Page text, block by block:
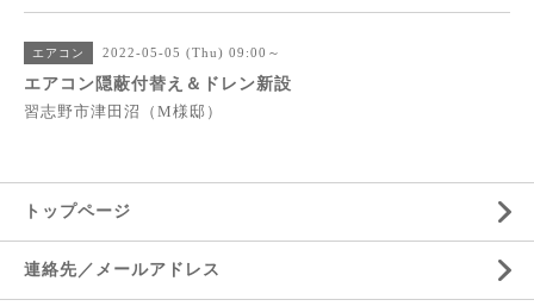
エアコン 2022-05-05 (Thu) 09:00～
エアコン隠蔽付替え＆ドレン新設
習志野市津田沼（M様邸）
トップページ
連絡先／メールアドレス